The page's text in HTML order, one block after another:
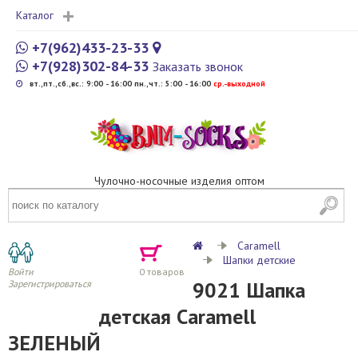
Каталог
+7(962)433-23-33
+7(928)302-84-33 Заказать звонок
вт.,пт.,сб.,вс.: 9:00 - 16:00 пн.,чт.: 5:00 - 16:00 cр.-выходной
Чулочно-носочные изделия оптом
Войти
Зарегистрироваться
0 товаров
Caramell
Шапки детские
9021 Шапка
детская Caramell
ЗЕЛЕНЫЙ